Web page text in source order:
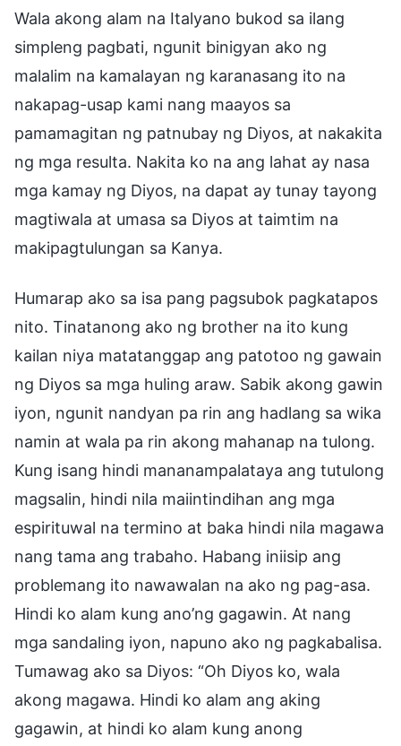
Wala akong alam na Italyano bukod sa ilang
simpleng pagbati, ngunit binigyan ako ng
malalim na kamalayan ng karanasang ito na
nakapag-usap kami nang maayos sa
pamamagitan ng patnubay ng Diyos, at nakakita
ng mga resulta. Nakita ko na ang lahat ay nasa
mga kamay ng Diyos, na dapat ay tunay tayong
magtiwala at umasa sa Diyos at taimtim na
makipagtulungan sa Kanya.
Humarap ako sa isa pang pagsubok pagkatapos
nito. Tinatanong ako ng brother na ito kung
kailan niya matatanggap ang patotoo ng gawain
ng Diyos sa mga huling araw. Sabik akong gawin
iyon, ngunit nandyan pa rin ang hadlang sa wika
namin at wala pa rin akong mahanap na tulong.
Kung isang hindi mananampalataya ang tutulong
magsalin, hindi nila maiintindihan ang mga
espirituwal na termino at baka hindi nila magawa
nang tama ang trabaho. Habang iniisip ang
problemang ito nawawalan na ako ng pag-asa.
Hindi ko alam kung ano’ng gagawin. At nang
mga sandaling iyon, napuno ako ng pagkabalisa.
Tumawag ako sa Diyos: “Oh Diyos ko, wala
akong magawa. Hindi ko alam ang aking
gagawin, at hindi ko alam kung anong